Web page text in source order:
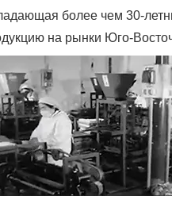
более чем 30-
на рынки Юго-